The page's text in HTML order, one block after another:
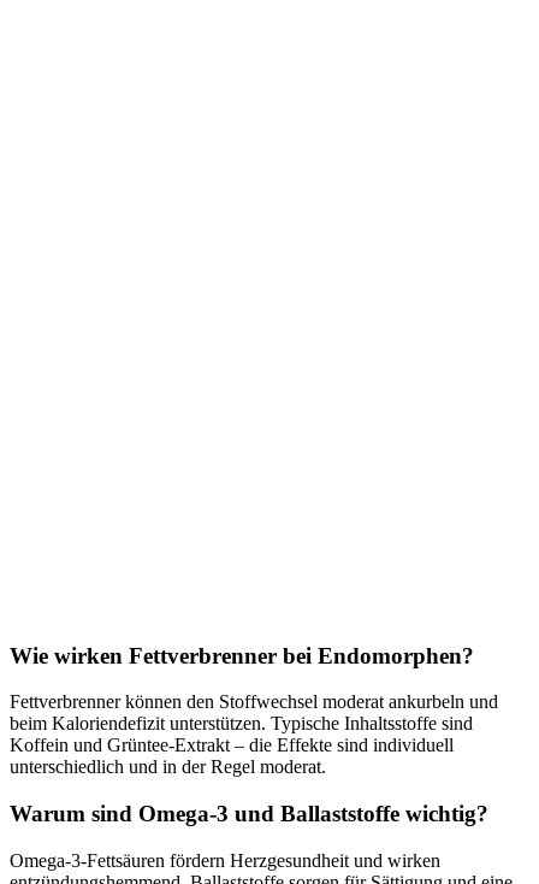
Wie wirken Fettverbrenner bei Endomorphen?
Fettverbrenner können den Stoffwechsel moderat ankurbeln und
beim Kaloriendefizit unterstützen. Typische Inhaltsstoffe sind
Koffein und Grüntee‑Extrakt – die Effekte sind individuell
unterschiedlich und in der Regel moderat.
Warum sind Omega‑3 und Ballaststoffe wichtig?
Omega‑3‑Fettsäuren fördern Herzgesundheit und wirken